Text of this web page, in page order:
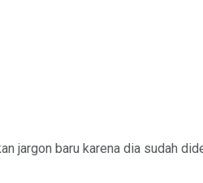
jargon baru karena dia sudah